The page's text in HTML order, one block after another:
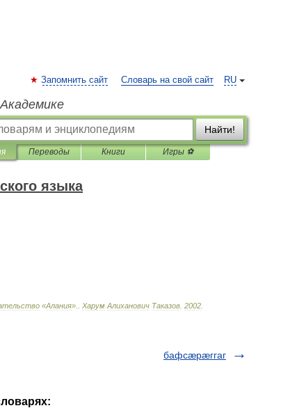
RU
Запомнить сайт Словарь на свой сайт
Найти!
Переводы Книги Игры ⚽
языка
«Алания». Харум Алиханович Таказов 2002
бафсæрæггаг